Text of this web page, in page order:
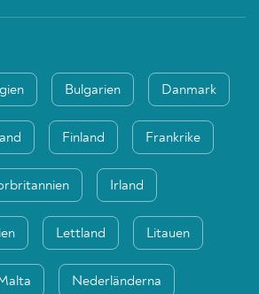
Bulgarien Danmark
Finland Frankrike
Irland
Lettland Litauen
Nederländerna